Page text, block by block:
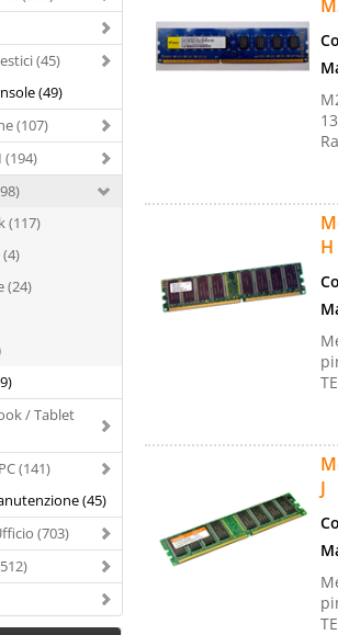
(45)
(49)
(107)
(194)
(117)
(24)
/ Tablet
(141)
(45)
(703)
J